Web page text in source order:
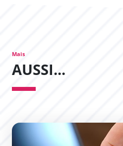
Mais
AUSSI...
Dernières délibérations